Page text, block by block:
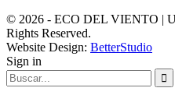
© 2026 - ECO DEL VIENTO |
Rights Reserved.
Website Design: BetterStudio
Sign in